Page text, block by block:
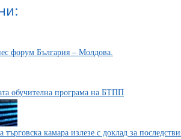
форум България – Молдова.
обучителна програма на БТПП
камара излезе с доклад за